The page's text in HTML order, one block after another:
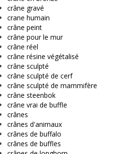
crâne gravé
crane humain
crâne peint
crâne pour le mur
crâne réel
crâne résine végétalisé
crâne sculpté
crâne sculpté de cerf
crâne sculpté de mammifère
crâne steenbok
crâne vrai de buffle
crânes
crânes d'animaux
crânes de buffalo
crânes de buffles